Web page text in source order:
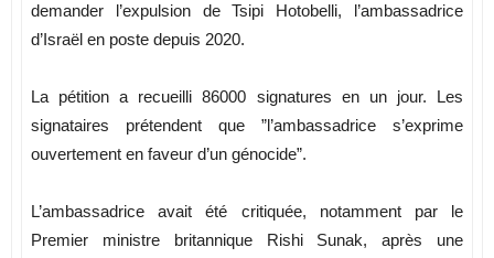
demander l’expulsion de Tsipi Hotobelli, l’ambassadrice
d’Israël en poste depuis 2020.
La pétition a recueilli 86000 signatures en un jour. Les
signataires prétendent que ”l’ambassadrice s’exprime
ouvertement en faveur d’un génocide”.
L’ambassadrice avait été critiquée, notamment par le
Premier ministre britannique Rishi Sunak, après une